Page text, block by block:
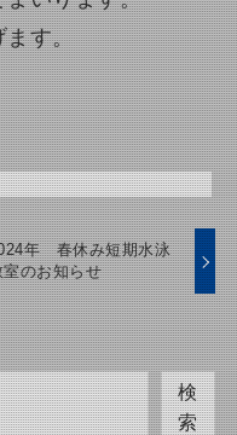
ます。
年 春休み短期水泳
室のお知らせ
検
索